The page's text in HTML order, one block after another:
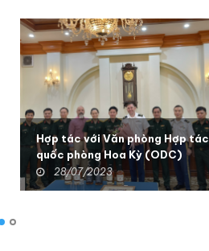
Hợp tác với Văn phòng Hợp tác
quốc phòng Hoa Kỳ (ODC)
28/07/2023